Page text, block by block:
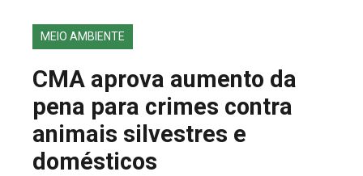
EDIÇÕES ANTERIORES
FALE CONOSCO
MEIO AMBIENTE
CMA aprova aumento da
pena para crimes contra
animais silvestres e
domésticos